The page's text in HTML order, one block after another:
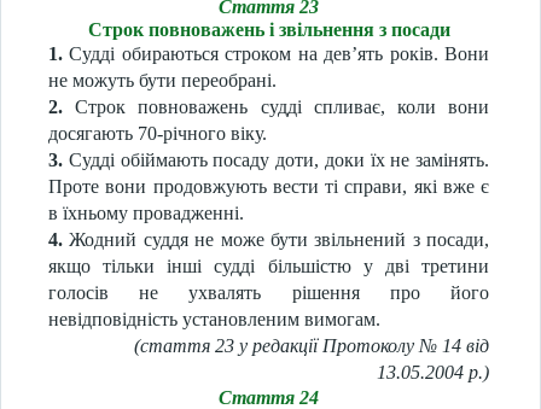
Стаття 23
Строк повноважень і звільнення з посади
1. Судді обираються строком на дев’ять років. Вони
не можуть бути переобрані.
2. Строк повноважень судді спливає, коли вони
досягають 70-річного віку.
3. Судді обіймають посаду доти, доки їх не замінять.
Проте вони продовжують вести ті справи, які вже є
в їхньому провадженні.
4. Жодний суддя не може бути звільнений з посади,
якщо тільки інші судді більшістю у дві третини
голосів не ухвалять рішення про його
невідповідність установленим вимогам.
(стаття 23 у редакції Протоколу № 14 від
13.05.2004 р.)
Стаття 24